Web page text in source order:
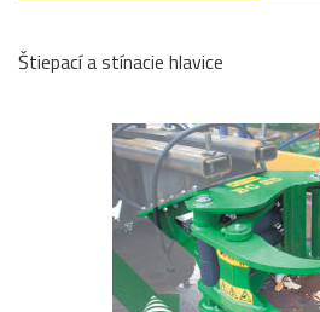
Štiepací a stínacie hlavice